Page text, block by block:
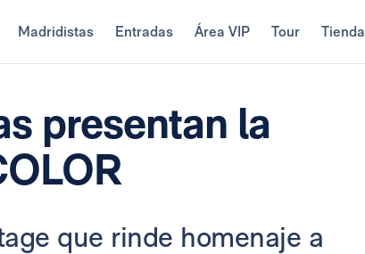
Madridistas Entradas Área VIP Tour Tienda
presentan la
que rinde homenaje a